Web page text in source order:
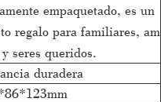
empaquetado, es un
regalo para familiares, am
seres queridos.
duradera